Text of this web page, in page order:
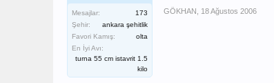
Mesajlar:
173
Şehir:
ankara şehitlik
Favori Kamış:
olta
En İyi Avı:
turna 55 cm istavrit 1.5
kilo
GÖKHAN 18 Ağustos 2006